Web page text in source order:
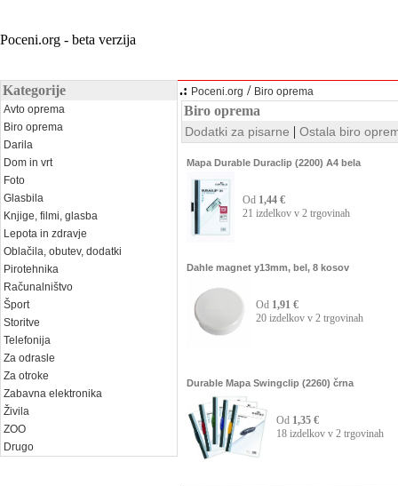
Poceni.org - beta verzija
Kategorije
Avto oprema
Biro oprema
Darila
Dom in vrt
Foto
Glasbila
Knjige, filmi, glasba
Lepota in zdravje
Oblačila, obutev, dodatki
Pirotehnika
Računalništvo
Šport
Storitve
Telefonija
Za odrasle
Za otroke
Zabavna elektronika
Živila
ZOO
Drugo
.: Poceni.org / Biro oprema
Biro oprema
Dodatki za pisarne | Ostala biro
Mapa Durable Duraclip (2200) A4 bela
Od 1,44 €
21 izdelkov v 2 trgovinah
Dahle magnet y13mm, bel, 8 kosov
Od 1,91 €
20 izdelkov v 2 trgovinah
Durable Mapa Swingclip (2260) črna
Od 1,35 €
18 izdelkov v 2 trgovinah